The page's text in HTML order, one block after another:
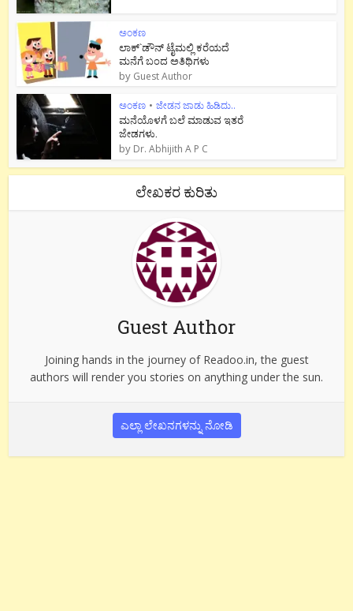
ಅಂಕಣ
ಲಾಕ್`ಡೌನ್ ಟೈಮಲ್ಲಿ ಕರೆಯದೆ
ಮನೆಗೆ ಬಂದ ಅತಿಥಿಗಳು
by Guest Author
ಅಂಕಣ • ಜೇಡನ ಜಾಡು ಹಿಡಿದು..
ಮನೆಯೊಳಗೆ ಬಲೆ ಮಾಡುವ ಇತರೆ
ಜೇಡಗಳು.
by Dr. Abhijith A P C
ಲೇಖಕರ ಕುರಿತು
Guest Author
Joining hands in the journey of Readoo.in, the guest
authors will render you stories on anything under the sun.
ಎಲ್ಲಾ ಲೇಖನಗಳನ್ನು ನೋಡಿ